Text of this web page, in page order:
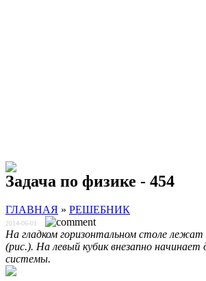
Задача по физике - 454
ГЛАВНАЯ » РЕШЕБНИК
2014-06-01
На гладком горизонтальном столе
(рис.). На левый кубик внезапно
системы.